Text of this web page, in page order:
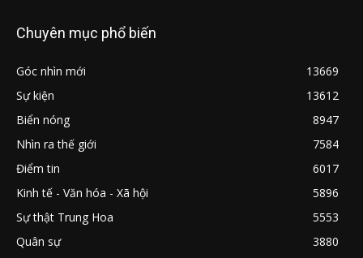
Chuyên mục phổ biến
Góc nhìn mới
13669
Sự kiện
13612
Biển nóng
8947
Nhìn ra thế giới
7584
Điểm tin
6017
Kinh tế - Văn hóa - Xã hội
5896
Sự thật Trung Hoa
5553
Quân sự
3880